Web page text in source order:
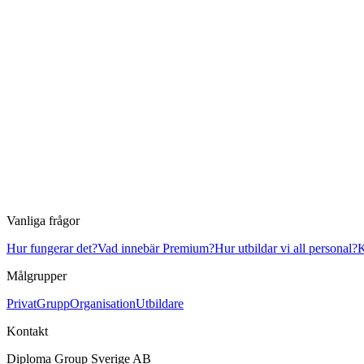
Vanliga frågor
Hur fungerar det?Vad innebär Premium?Hur utbildar vi all personal?
Målgrupper
PrivatGruppOrganisationUtbildare
Kontakt
Diploma Group Sverige AB